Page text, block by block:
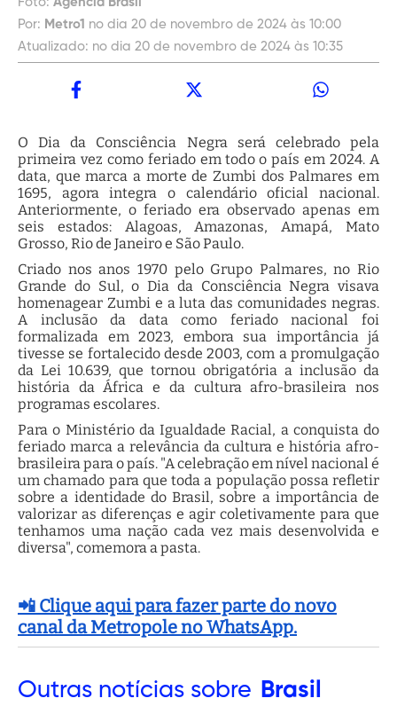
Por: Metro1 no dia 20 de novembro de 2024 às 10:00
Atualizado: no dia 20 de novembro de 2024 às 10:35
O Dia da Consciência Negra será celebrado pela
primeira vez como feriado em todo o país em 2024. A
data, que marca a morte de Zumbi dos Palmares em
1695, agora integra o calendário oficial nacional.
Anteriormente, o feriado era observado apenas em
seis estados: Alagoas, Amazonas, Amapá, Mato
Grosso, Rio de Janeiro e São Paulo.
Criado nos anos 1970 pelo Grupo Palmares, no Rio
Grande do Sul, o Dia da Consciência Negra visava
homenagear Zumbi e a luta das comunidades negras.
A inclusão da data como feriado nacional foi
formalizada em 2023, embora sua importância já
tivesse se fortalecido desde 2003, com a promulgação
da Lei 10.639, que tornou obrigatória a inclusão da
história da África e da cultura afro-brasileira nos
programas escolares.
Para o Ministério da Igualdade Racial, a conquista do
feriado marca a relevância da cultura e história afro-
brasileira para o país. "A celebração em nível nacional é
um chamado para que toda a população possa refletir
sobre a identidade do Brasil, sobre a importância de
valorizar as diferenças e agir coletivamente para que
tenhamos uma nação cada vez mais desenvolvida e
diversa", comemora a pasta.
📲 Clique aqui para fazer parte do novo
canal da Metropole no WhatsApp.
Outras notícias sobre Brasil